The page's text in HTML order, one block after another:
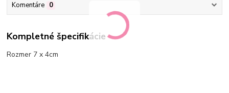
Komentáre 0
Kompletné špecifikácie
Rozmer 7 x 4cm